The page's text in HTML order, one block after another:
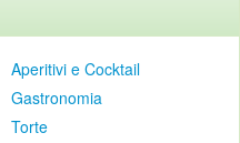
Aperitivi e Cocktail
Gastronomia
Torte